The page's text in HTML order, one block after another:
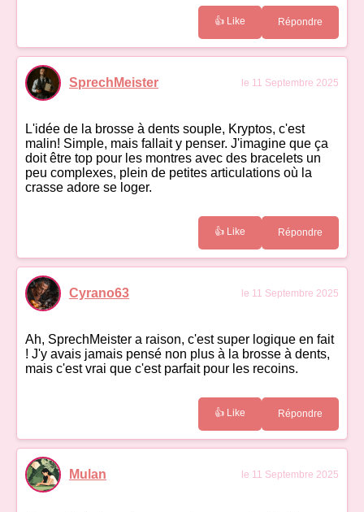
👍 Like Répondre
SprechMeister le 11 Septembre 2025
L'idée de la brosse à dents souple, Kryptos, c'est
malin! Simple, mais fallait y penser. J'imagine que ça
doit être top pour les montres avec des bracelets un
peu complexes, plein de petites articulations où la
crasse adore se loger.
👍 Like Répondre
Cyrano63 le 11 Septembre 2025
Ah, SprechMeister a raison, c'est super logique en fait
! J'y avais jamais pensé non plus à la brosse à dents,
mais c'est vrai que c'est parfait pour les recoins.
👍 Like Répondre
Mulan le 11 Septembre 2025